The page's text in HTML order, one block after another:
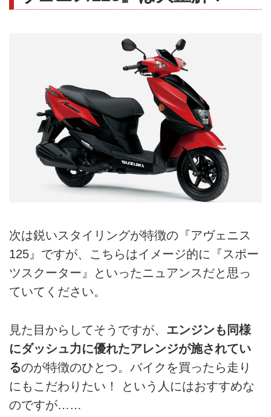
次は鋭いスタイリングが特徴の『アヴェニス
125』ですが、こちらはイメージ的に『スポー
ツスクーター』といったニュアンスだと思っ
ていてください。
見た目からしてそうですが、 エンジンも同様
にダッシュ力に優れたアレンジが施されてい
るのが特徴のひとつ。バイクを買ったら走り
にもこだわりたい！ という人にはおすすめな
のですが……